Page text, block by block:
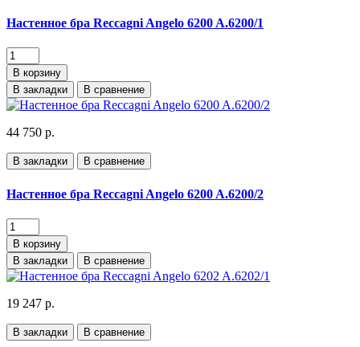
Настенное бра Reccagni Angelo 6200 A.6200/1
В корзину
В закладки
В сравнение
44 750 р.
В закладки В сравнение
Настенное бра Reccagni Angelo 6200 A.6200/2
В корзину
В закладки
В сравнение
19 247 р.
В закладки В сравнение